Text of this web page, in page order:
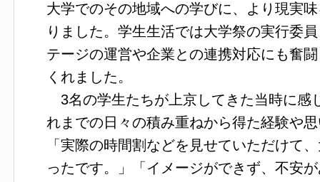
大学でのその地域への学びに、より現実
りました。学生生活では大学祭の実行委
テージの運営や企業との連携対応にも奮
くれました。
3名の学生たちが上京してきた当時に感
れまでの日々の積み重ねから得た経験や
「実際の時間割などを見せていただけて
ったです。」「イメージができず、不安